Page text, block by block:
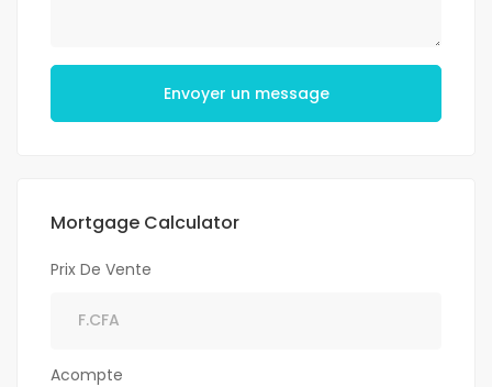
Envoyer un message
Mortgage Calculator
Prix De Vente
Acompte